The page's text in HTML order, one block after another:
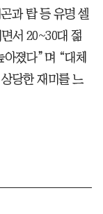
과 탑 등 유명 셀
서 20~30대 젊
졌다”며 “대체
당한 재미를 느